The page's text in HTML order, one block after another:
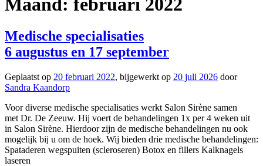
Maand: februari 2022
Medische specialisaties
6 augustus en 17 september
Geplaatst op 20 februari 2022, bijgewerkt op 20 juli 2026 door
Sandra Kaandorp
Voor diverse medische specialisaties werkt Salon Sirène samen
met Dr. De Zeeuw. Hij voert de behandelingen 1x per 4 weken uit
in Salon Sirène. Hierdoor zijn de medische behandelingen nu ook
mogelijk bij u om de hoek. Wij bieden drie medische behandelingen:
Spataderen wegspuiten (scleroseren) Botox en fillers Kalknagels
laseren